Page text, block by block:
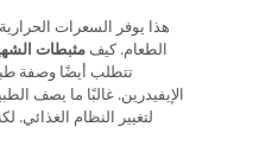
هذا يوفر السعرات
الطعام. كيف مثبطات
تتطلب أيضًا وصفة
الإيفيدرين. غالبًا ما يصف
لتغيير النظام الغذائي.